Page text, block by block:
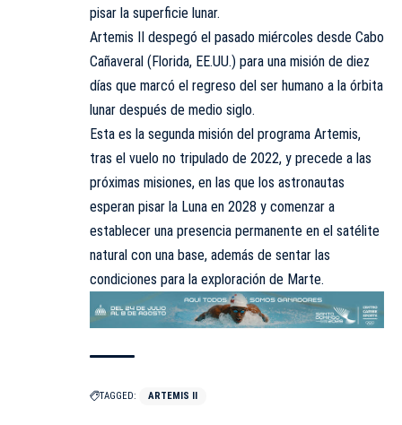
pisar la superficie lunar.
Artemis II despegó el pasado miércoles desde Cabo
Cañaveral (Florida, EE.UU.) para una misión de diez
días que marcó el regreso del ser humano a la órbita
lunar después de medio siglo.
Esta es la segunda misión del programa Artemis,
tras el vuelo no tripulado de 2022, y precede a las
próximas misiones, en las que los astronautas
esperan pisar la Luna en 2028 y comenzar a
establecer una presencia permanente en el satélite
natural con una base, además de sentar las
condiciones para la exploración de Marte.
TAGGED: ARTEMIS II